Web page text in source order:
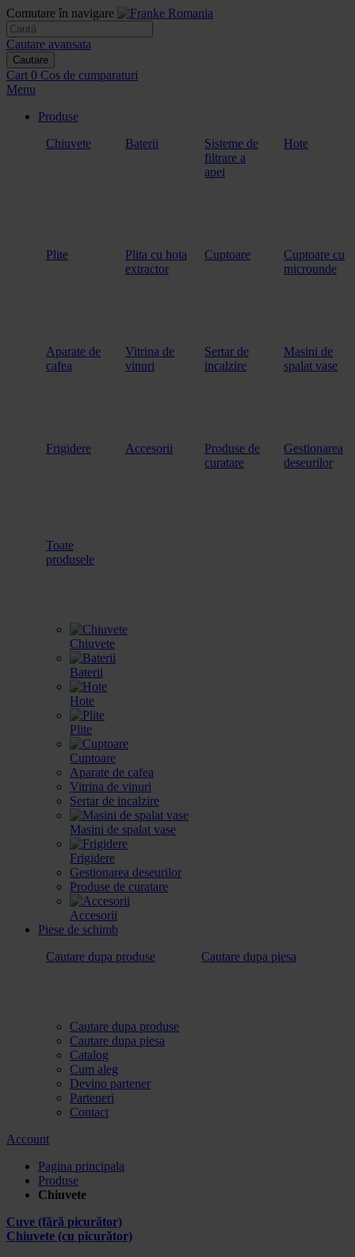
Comutare în navigare
Cautare avansata
Cautare
Cart 0 Cos de cumparaturi
Menu
Produse
Chiuvete
Baterii
Sisteme de
filtrare a
apei
Hote
Plite
Plita cu hota
extractor
Cuptoare
Cuptoare cu
microunde
Aparate de
cafea
Vitrina de
vinuri
Sertar de
incalzire
Masini de
spalat vase
Frigidere Accesorii
Produse de
curatare
Gestionarea
deseurilor
Toate
produsele
Chiuvete
Baterii
Hote
Plite
Cuptoare
Aparate de cafea
Vitrina de vinuri
Sertar de incalzire
Masini de spalat vase
Frigidere
Gestionarea deseurilor
Produse de curatare
Accesorii
Piese de schimb
Cautare dupa produse
Cautare dupa piesa
Cautare dupa produse
Cautare dupa piesa
Catalog
Cum aleg
Devino partener
Parteneri
Contact
Account
Pagina principala
Produse
Chiuvete
Cuve (fără picurător)
Chiuvete (cu picurător)